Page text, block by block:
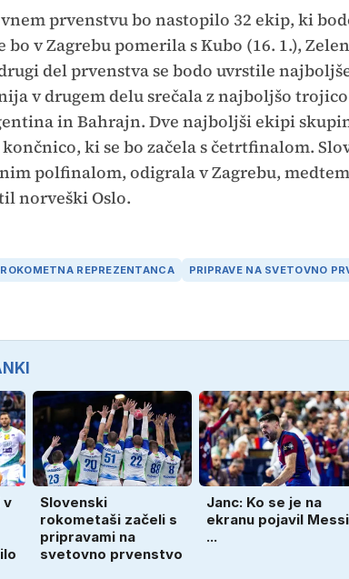
prvenstvu bo nastopilo 32 ekip, ki
bo v Zagrebu pomerila s Kubo (16. 1.),
del prvenstva se bodo uvrstile
v drugem delu srečala z najboljšo
in Bahrajn. Dve najboljši ekipi
ki se bo začela s četrtfinalom.
polfinalom, odigrala v Zagrebu,
norveški Oslo.
REPREZENTANCA PRIPRAVE NA SVETOVNO
v
Slovenski
rokometaši začeli s
pripravami na
svetovno prvenstvo
Janc: Ko se je na
ekranu pojavil Messi
...